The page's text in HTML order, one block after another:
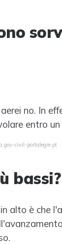
no. In
entro
civil-portalegre.pt
bassi?
alto è che